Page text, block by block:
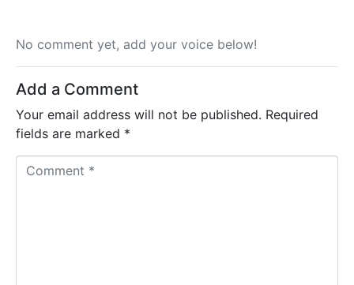
No comment yet, add your voice below!
Add a Comment
Your email address will not be published. Required
fields are marked *